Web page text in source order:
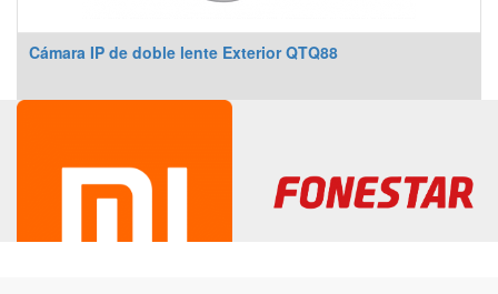
Cámara IP de doble lente Exterior QTQ88